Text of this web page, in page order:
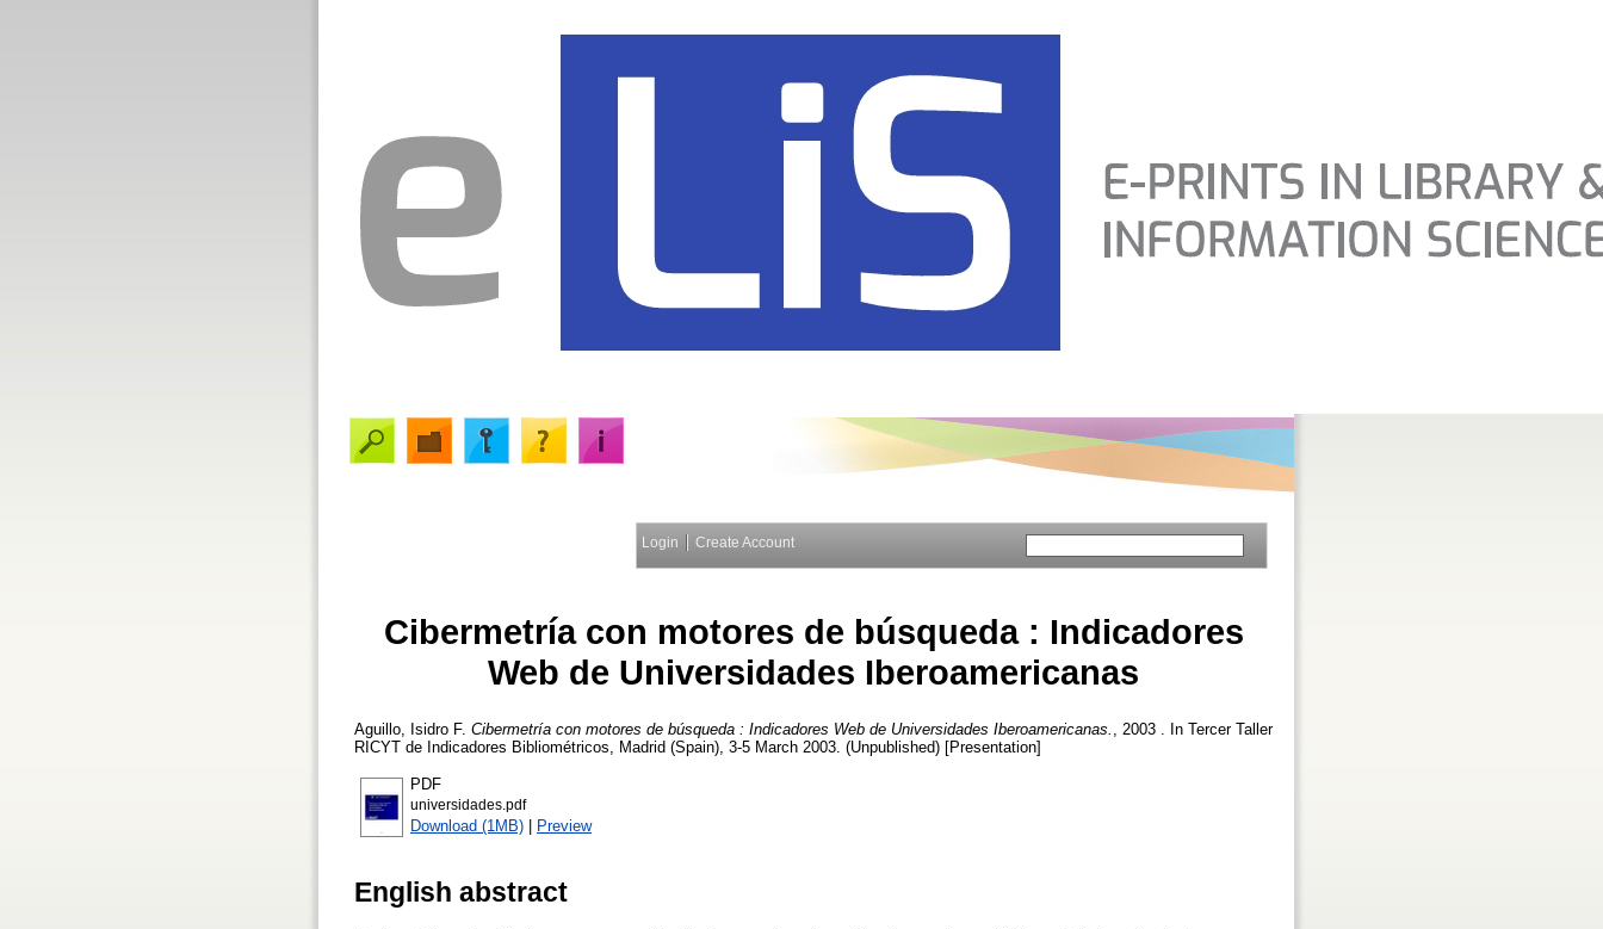
Login Create Account
Cibermetría con motores de búsqueda : Indicadores
Web de Universidades Iberoamericanas
Aguillo, Isidro F. Cibermetría con motores de búsqueda : Indicadores Web de Universidades Iberoamericanas.
, 2003 . In Tercer Taller
RICYT de Indicadores Bibliométricos, Madrid (Spain), 3-5 March 2003. (Unpublished) [Presentation]
PDF
universidades.pdf
Download (1MB) | Preview
English abstract